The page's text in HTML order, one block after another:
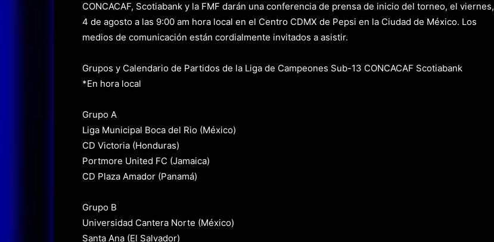
CONCACAF, Scotiabank y la FMF darán una conferencia de prensa de inicio del torneo, el viernes,
4 de agosto a las 9:00 am hora local en el Centro CDMX de Pepsi en la Ciudad de México. Los
medios de comunicación están cordialmente invitados a asistir.
Grupos y Calendario de Partidos de la Liga de Campeones Sub-13 CONCACAF Scotiabank
*En hora local
Grupo A
Liga Municipal Boca del Rio (México)
CD Victoria (Honduras)
Portmore United FC (Jamaica)
CD Plaza Amador (Panamá)
Grupo B
Universidad Cantera Norte (México)
Santa Ana (El Salvador)